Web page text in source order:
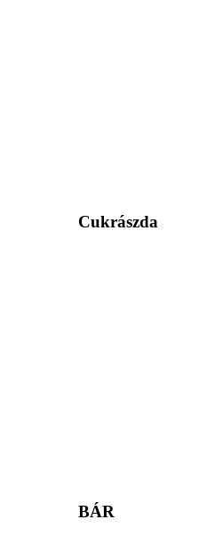
Cukrászda
BÁR